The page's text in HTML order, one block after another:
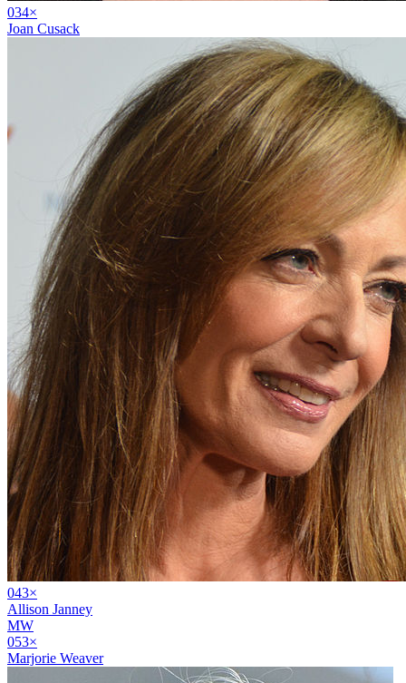
034×
Joan Cusack
043×
Allison Janney
MW
053×
Marjorie Weaver